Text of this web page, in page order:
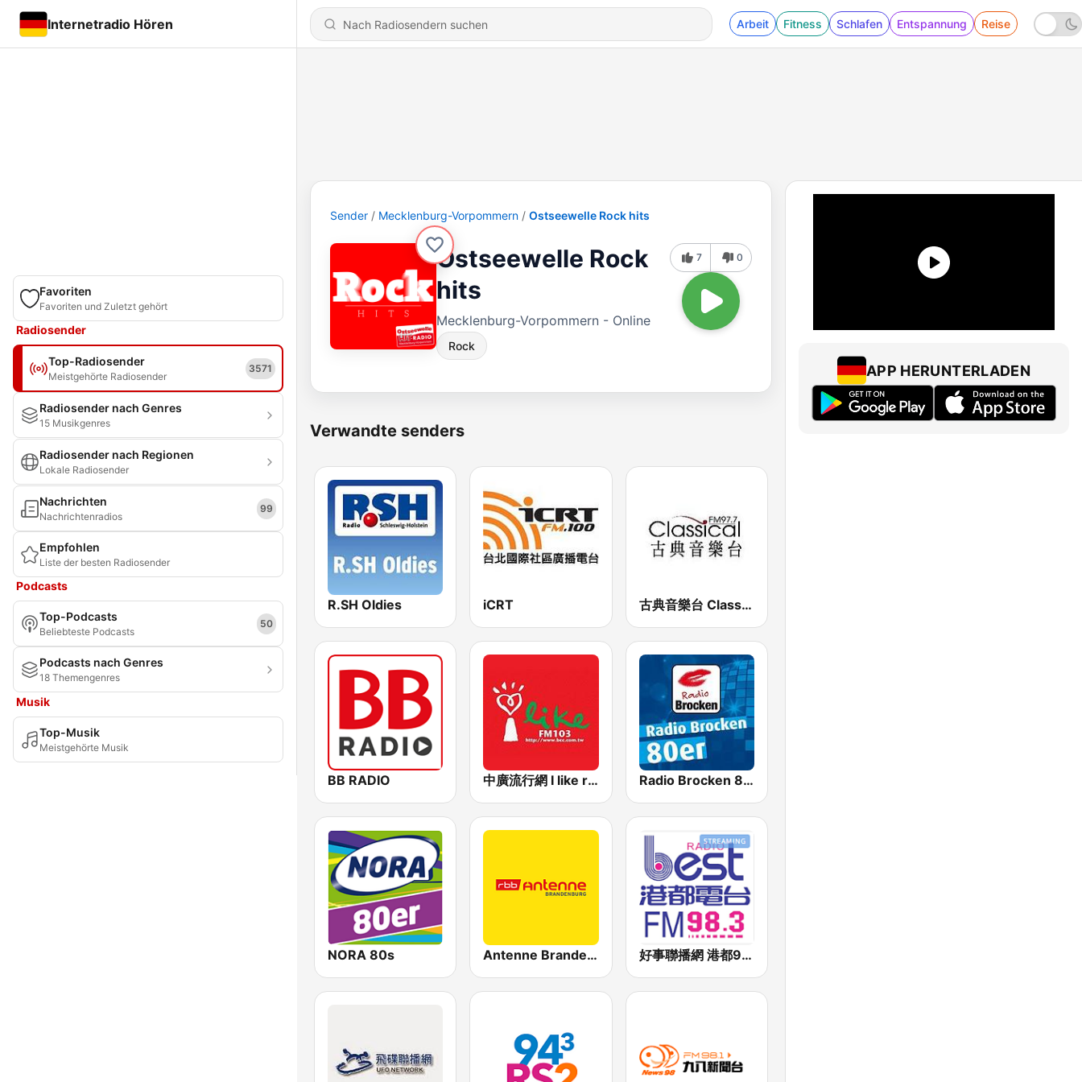
Internetradio Hören Arbeit Fitness Schlafen Entspannung Reise
Favoriten
Favoriten und Zuletzt gehört
Radiosender
Top-Radiosender
Meistgehörte Radiosender
3571
Radiosender nach Genres
15 Musikgenres
Radiosender nach Regionen
Lokale Radiosender
Nachrichten
Nachrichtenradios
99
Empfohlen
Liste der besten Radiosender
Podcasts
Top-Podcasts
Beliebteste Podcasts
50
Podcasts nach Genres
18 Themengenres
Musik
Top-Musik
Meistgehörte Musik
Sender Mecklenburg-Vorpommern Ostseewelle Rock hits
Ostseewelle Rock
hits
Mecklenburg-Vorpommern - Online
Rock
7 0
Verwandte senders
R.SH Oldies iCRT 古典音樂台 Classical FM 97.7
BB RADIO 中廣流行網 I like radio Radio Brocken 80er
NORA 80s Antenne Brandenburg / Cottbus 好事聯播網 港都983 Best Radio FM98.3
APP HERUNTERLADEN